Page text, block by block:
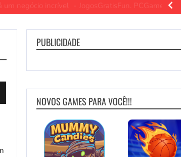
JogosGratisFun. PCGamer latest. Fonte
PUBLICIDADE
NOVOS GAMES PARA VOCÊ!!!